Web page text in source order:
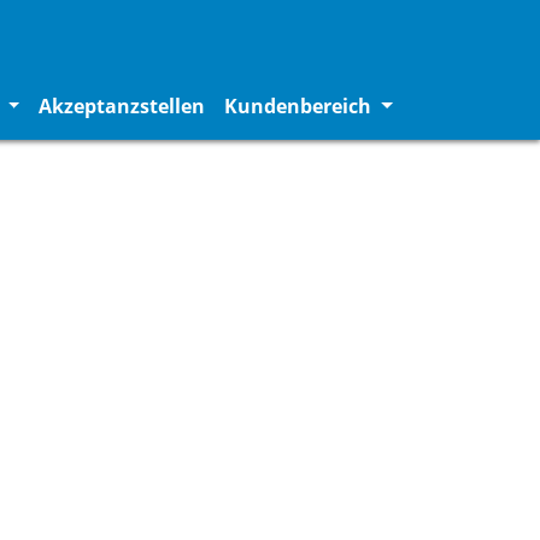
(current)
Akzeptanzstellen Kundenbereich (current)